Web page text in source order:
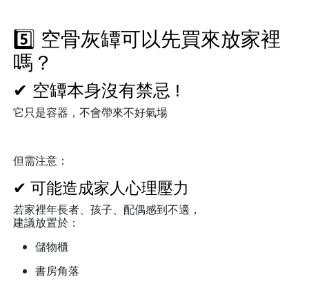
5️⃣ 空骨灰罈可以先買來放家裡
嗎？
✔ 空罈本身沒有禁忌 !
它只是容器，不會帶來不好氣場
但需注意：
✔ 可能造成家人心理壓力
若家裡年長者、孩子、配偶感到不適，
建議放置於：
儲物櫃
書房角落